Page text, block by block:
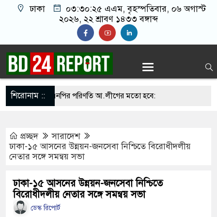
ঢাকা ০৩:৩০:২৬ এএম, বৃহস্পতিবার, ০৬ অগাস্ট
২০২৬, ২২ শ্রাবণ ১৪৩৩ বঙ্গাব্দ
শিরোনাম ::
সামলালে বিএনপির পরিণতি আ.লীগের মতো হবে:
রাখতে চাচ্ছে না: আসিফ মাহমুদ
জুতা নিক্ষেপকারীরা জা’র’জ, রাজপথে নামলে
না: আমির হামজা
জবাব দিতে হবে প্রধানমন্ত্রীকে: জামায়াত আমির
প্রচ্ছদ
সারাদেশ
ঢাকা-১৫ আসনের উন্নয়ন-জনসেবা নিশ্চিতে বিরোধীদলীয়
নেতার সঙ্গে সমন্বয় সভা
ঢাকা-১৫ আসনের উন্নয়ন-জনসেবা নিশ্চিতে
বিরোধীদলীয় নেতার সঙ্গে সমন্বয় সভা
ডেস্ক রিপোর্ট